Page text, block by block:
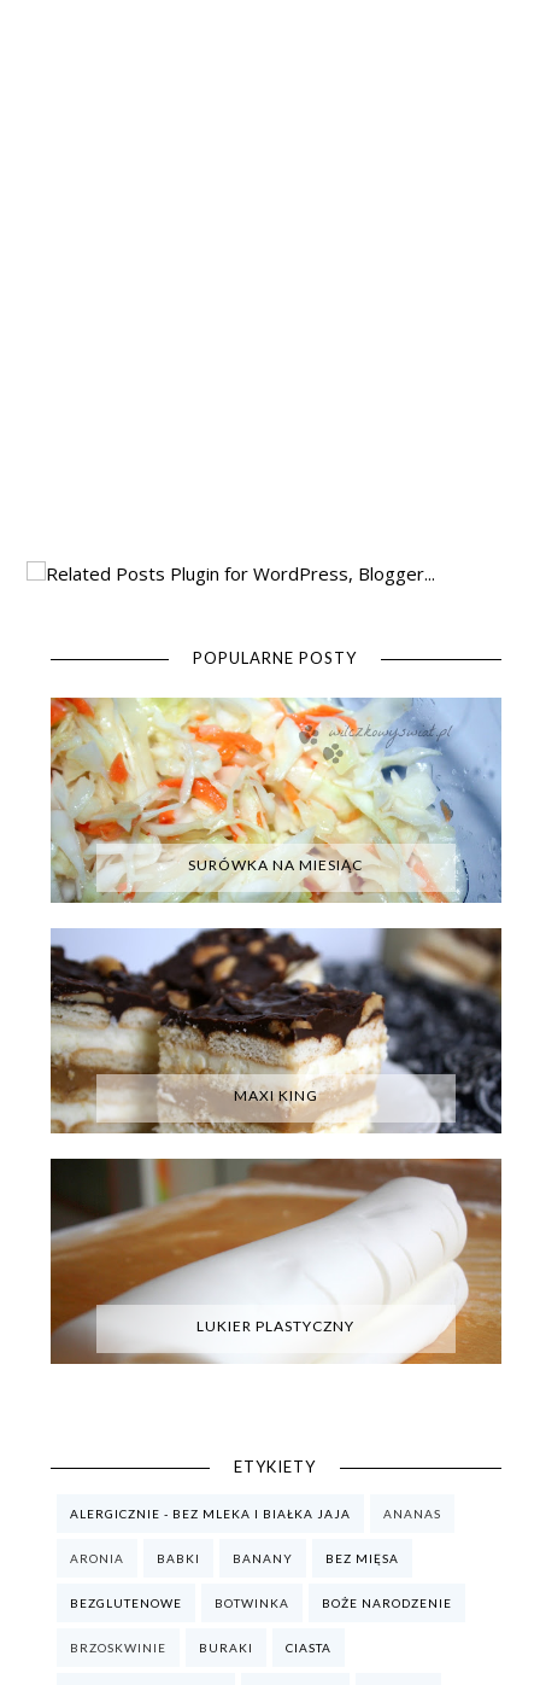
POPULARNE POSTY
SURÓWKA NA MIESIĄC
MAXI KING
LUKIER PLASTYCZNY
ETYKIETY
ALERGICZNIE - BEZ MLEKA I BIAŁKA JAJA ANANAS
ARONIA BABKI BANANY BEZ MIĘSA
BEZGLUTENOWE BOTWINKA BOŻE NARODZENIE
BRZOSKWINIE BURAKI CIASTA